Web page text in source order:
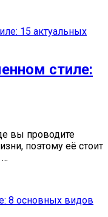
стиле:
вы проводите
поэтому её стоит